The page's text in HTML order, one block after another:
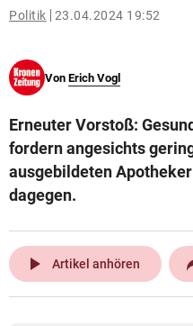
© Krone Multimedia GmbH &
Politik 23.04.2024 19:52
Von Erich Vogl
Erneuter Vorstoß:
fordern angesichts
ausgebildeten
dagegen.
play_arrow Artikel anhören